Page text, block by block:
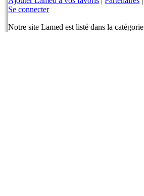
Se connecter
Notre site Lamed est listé dans la catégorie